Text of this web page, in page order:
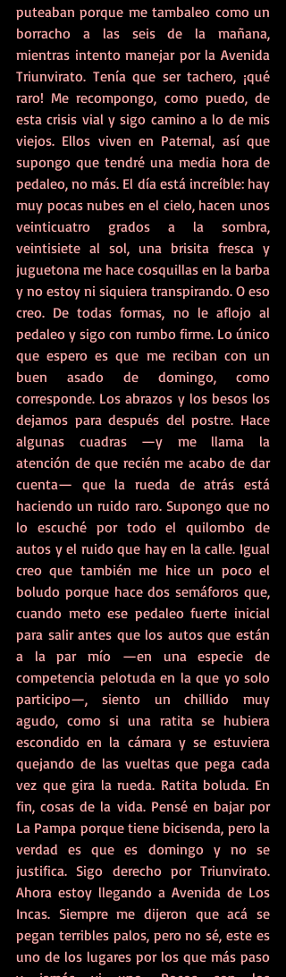
puteaban porque me tambaleo como un
borracho a las seis de la mañana,
mientras intento manejar por la Avenida
Triunvirato. Tenía que ser tachero, ¡qué
raro! Me recompongo, como puedo, de
esta crisis vial y sigo camino a lo de mis
viejos. Ellos viven en Paternal, así que
supongo que tendré una media hora de
pedaleo, no más. El día está increíble: hay
muy pocas nubes en el cielo, hacen unos
veinticuatro grados a la sombra,
veintisiete al sol, una brisita fresca y
juguetona me hace cosquillas en la barba
y no estoy ni siquiera transpirando. O eso
creo. De todas formas, no le aflojo al
pedaleo y sigo con rumbo firme. Lo único
que espero es que me reciban con un
buen asado de domingo, como
corresponde. Los abrazos y los besos los
dejamos para después del postre. Hace
algunas cuadras —y me llama la
atención de que recién me acabo de dar
cuenta— que la rueda de atrás está
haciendo un ruido raro. Supongo que no
lo escuché por todo el quilombo de
autos y el ruido que hay en la calle. Igual
creo que también me hice un poco el
boludo porque hace dos semáforos que,
cuando meto ese pedaleo fuerte inicial
para salir antes que los autos que están
a la par mío —en una especie de
competencia pelotuda en la que yo solo
participo—, siento un chillido muy
agudo, como si una ratita se hubiera
escondido en la cámara y se estuviera
quejando de las vueltas que pega cada
vez que gira la rueda. Ratita boluda. En
fin, cosas de la vida. Pensé en bajar por
La Pampa porque tiene bicisenda, pero la
verdad es que es domingo y no se
justifica. Sigo derecho por Triunvirato.
Ahora estoy llegando a Avenida de Los
Incas. Siempre me dijeron que acá se
pegan terribles palos, pero no sé, este es
uno de los lugares por los que más paso